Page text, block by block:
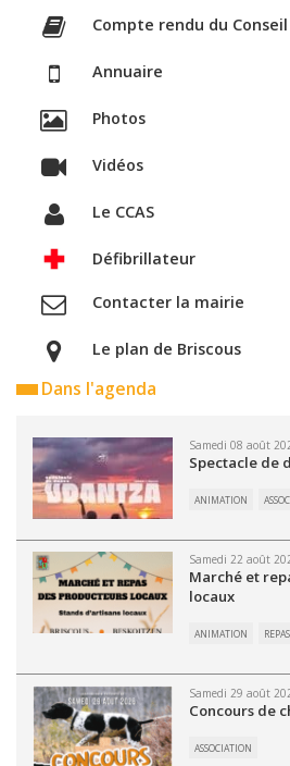
Compte rendu du Conseil
Annuaire
Photos
Vidéos
Le CCAS
Défibrillateur
Contacter la mairie
Le plan de Briscous
Dans l'agenda
Samedi 08 août
Spectacle de
ANIMATION
Samedi 22 août
Marché et
locaux
ANIMATION REPAS
Samedi 29 août
Concours de
ASSOCIATION